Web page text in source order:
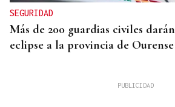
SEGURIDAD
Más de 200 guardias civiles
eclipse a la provincia de Ourense